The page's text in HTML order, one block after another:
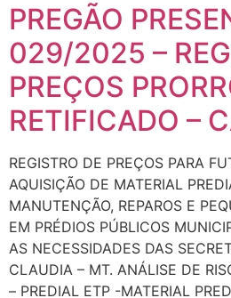
PREGÃO
029/2025 –
PREÇOS
RETIFICADO –
REGISTRO DE PREÇOS PARA
AQUISIÇÃO DE MATERIAL
MANUTENÇÃO, REPAROS E
EM PRÉDIOS PÚBLICOS
AS NECESSIDADES DAS
CLAUDIA – MT. ANÁLISE DE
– PREDIAL ETP -MATERIAL